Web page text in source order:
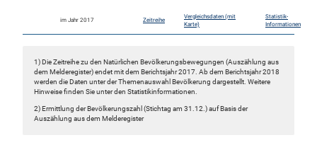
im Jahr 2017 Zeitreihe
Vergleichsdaten (mit
Karte)
Statistik-
Informationen
1) Die Zeitreihe zu den Natürlichen Bevölkerungsbewegungen (Auszählung aus
dem Melderegister) endet mit dem Berichtsjahr 2017. Ab dem Berichtsjahr 2018
werden die Daten unter der Themenauswahl Bevölkerung dargestellt. Weitere
Hinweise finden Sie unter den Statistikinformationen.
2) Ermittlung der Bevölkerungszahl (Stichtag am 31.12.) auf Basis der
Auszählung aus dem Melderegister